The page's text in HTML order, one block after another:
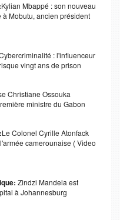
Kylian Mbappé : son nouveau
Mobutu, ancien président
: l'influenceur
vingt ans de prison
Christiane Ossouka
ministre du Gabon
Le Colonel Cyrille Atonfack
camerounaise ( Video
Zindzi Mandela est
à Johannesburg